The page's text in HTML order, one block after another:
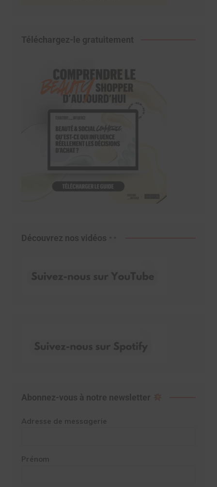
Téléchargez-le gratuitement
Découvrez nos vidéos
Abonnez-vous à notre newsletter
Adresse de messagerie
Prénom